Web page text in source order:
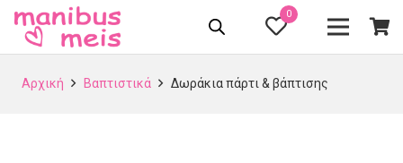
0
Αρχική Βαπτιστικά Δωράκια πάρτι & βάπτισης